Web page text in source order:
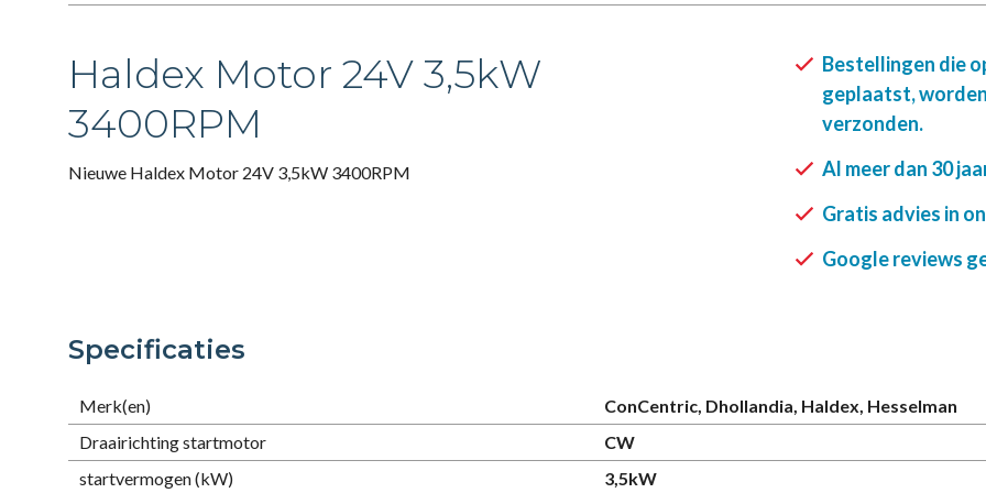
Haldex Motor 24V 3,5kW
3400RPM
Nieuwe Haldex Motor 24V 3,5kW 3400RPM
Bestellingen die
geplaatst,
verzonden.
Al meer dan 30
Gratis advies in
Google reviews
Specificaties
Merk(en)
ConCentric, Dhollandia, Haldex, Hesselman
Draairichting startmotor
CW
startvermogen (kW)
3,5kW